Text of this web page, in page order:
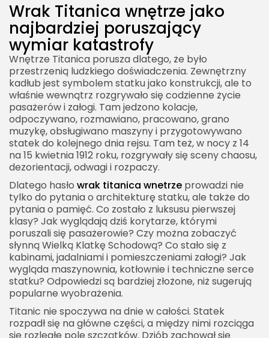
Wrak Titanica wnętrze jako
najbardziej poruszający
wymiar katastrofy
Wnętrze Titanica porusza dlatego, że było
przestrzenią ludzkiego doświadczenia. Zewnętrzny
kadłub jest symbolem statku jako konstrukcji, ale to
właśnie wewnątrz rozgrywało się codzienne życie
pasażerów i załogi. Tam jedzono kolacje,
odpoczywano, rozmawiano, pracowano, grano
muzykę, obsługiwano maszyny i przygotowywano
statek do kolejnego dnia rejsu. Tam też, w nocy z 14
na 15 kwietnia 1912 roku, rozgrywały się sceny chaosu,
dezorientacji, odwagi i rozpaczy.
Dlatego hasło wrak titanica wnetrze prowadzi nie
tylko do pytania o architekturę statku, ale także do
pytania o pamięć. Co zostało z luksusu pierwszej
klasy? Jak wyglądają dziś korytarze, którymi
poruszali się pasażerowie? Czy można zobaczyć
słynną Wielką Klatkę Schodową? Co stało się z
kabinami, jadalniami i pomieszczeniami załogi? Jak
wygląda maszynownia, kotłownie i techniczne serce
statku? Odpowiedzi są bardziej złożone, niż sugerują
popularne wyobrażenia.
Titanic nie spoczywa na dnie w całości. Statek
rozpadł się na główne części, a między nimi rozciąga